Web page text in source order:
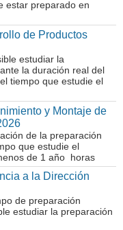
estar preparado en
de Productos
estudiar la
la duración real del
tiempo que estudie el
y Montaje de
de la preparación
que estudie el
de 1 año horas
a la Dirección
de preparación
estudiar la preparación